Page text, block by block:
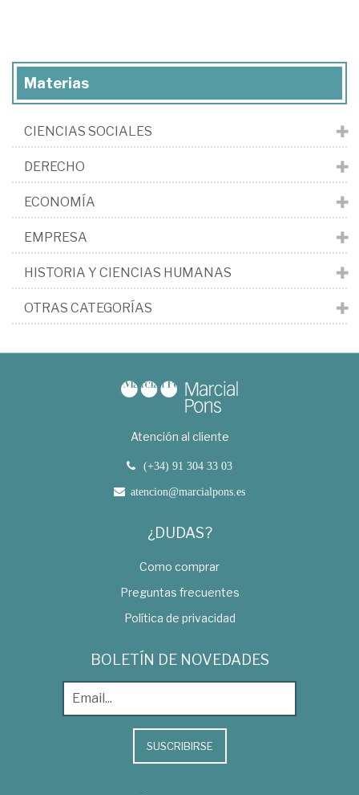
Materias
CIENCIAS SOCIALES
DERECHO
ECONOMÍA
EMPRESA
HISTORIA Y CIENCIAS HUMANAS
OTRAS CATEGORÍAS
Atención al cliente
(+34) 91 304 33 03
atencion@marcialpons.es
¿DUDAS?
Como comprar
Preguntas frecuentes
Política de privacidad
BOLETÍN DE NOVEDADES
SUSCRIBIRSE